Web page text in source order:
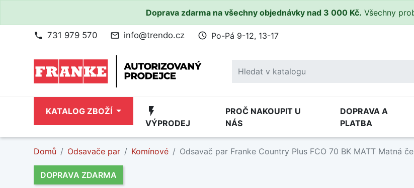
Doprava zdarma na všechny objednávky nad 3 000 Kč. Všechny
phone 731 979 570 mail_outline info@trendo.cz access_time Po-Pá 9-12, 13-17
KATALOG ZBOŽÍ flash_on
VÝPRODEJ
PROČ NAKOUPIT U
NÁS
DOPRAVA A
PLATBA
Domů Odsavače par Komínové Odsavač par Franke Country Plus FCO 70 BK MATT Matná
DOPRAVA ZDARMA